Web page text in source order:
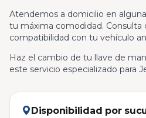
Atendemos a domicilio en
tu máxima comodidad. Consulta
compatibilidad con tu vehículo
Haz el cambio de tu llave de
este servicio especializado para
Disponibilidad por